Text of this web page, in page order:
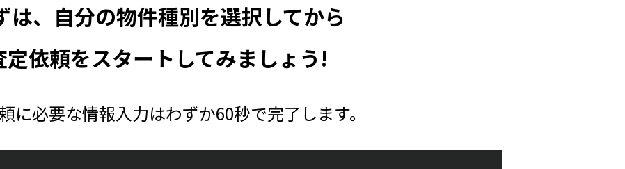
は、自分の物件種別を選択してから
定依頼をスタートしてみましょう!
に必要な情報入力はわずか60秒で完了します。